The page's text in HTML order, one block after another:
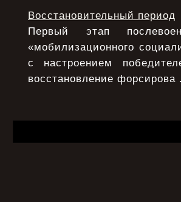
Восстановительный период
Первый этап
«мобилизационного
с настроением
восстановление форсирова